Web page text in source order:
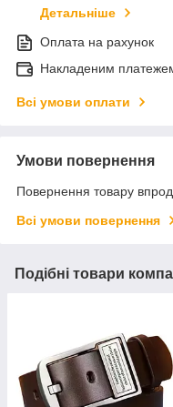
Детальніше
Оплата на рахунок
Накладеним
Всі умови оплати
Умови повернення
Повернення товару
Всі умови повернення
Подібні товари